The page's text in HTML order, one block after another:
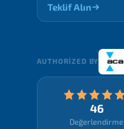
Teklif Alın
AUTHORIZED BY
46
Değerlendirme